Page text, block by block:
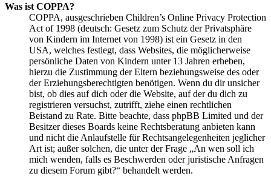
Was ist COPPA?
COPPA, ausgeschrieben Children’s Online Privacy Protection
Act of 1998 (deutsch: Gesetz zum Schutz der Privatsphäre
von Kindern im Internet von 1998) ist ein Gesetz in den
USA, welches festlegt, dass Websites, die möglicherweise
persönliche Daten von Kindern unter 13 Jahren erheben,
hierzu die Zustimmung der Eltern beziehungsweise des oder
der Erziehungsberechtigten benötigen. Wenn du dir unsicher
bist, ob dies auf dich oder die Website, auf der du dich zu
registrieren versuchst, zutrifft, ziehe einen rechtlichen
Beistand zu Rate. Bitte beachte, dass phpBB Limited und der
Besitzer dieses Boards keine Rechtsberatung anbieten kann
und nicht die Anlaufstelle für Rechtsangelegenheiten jeglicher
Art ist; außer solchen, die unter der Frage „An wen soll ich
mich wenden, falls es Beschwerden oder juristische Anfragen
zu diesem Forum gibt?“ behandelt werden.